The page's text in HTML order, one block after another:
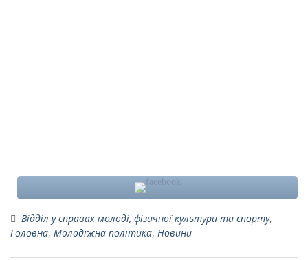
Відділ у справах молоді, фізичної культури та спорту,
Головна, Молодіжна політика, Новини